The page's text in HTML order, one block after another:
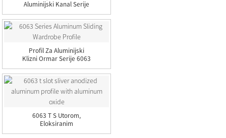
Aluminijski Kanal Serije
6063...
Profil Za Aluminijski
Klizni Ormar Serije 6063
6063 T S Utorom,
Eloksiranim
Aluminijskim Profilom